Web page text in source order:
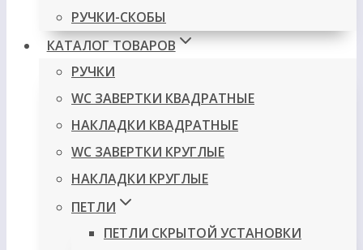
РУЧКИ-СКОБЫ
КАТАЛОГ ТОВАРОВ
РУЧКИ
WC ЗАВЕРТКИ КВАДРАТНЫЕ
НАКЛАДКИ КВАДРАТНЫЕ
WC ЗАВЕРТКИ КРУГЛЫЕ
НАКЛАДКИ КРУГЛЫЕ
ПЕТЛИ
ПЕТЛИ СКРЫТОЙ УСТАНОВКИ